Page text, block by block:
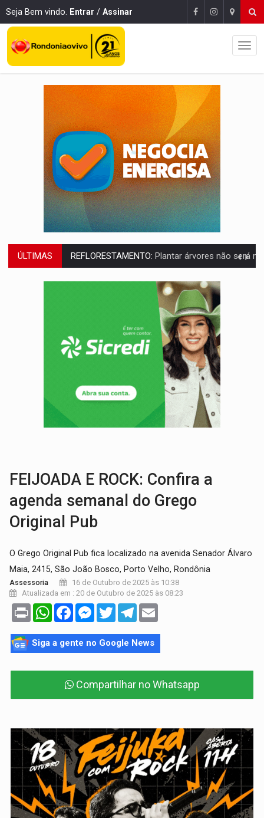
Seja Bem vindo. Entrar / Assinar
ÚLTIMAS OVNIS NA LUA:Cientistas alertam para possível base secreta no satélite
ACABOU COM PEUGEOT:Incêndio destrói carro que era rebocado para oficina
Ladrão é filmado furtando moto na frente do bar
BOLSAS DE PESQUISA: Iniciativa Amazônia+10 lança chamada para fortalecer
MATERIAL:Brasil tem grandes reservas de urânio, mas produz pouco e
Serpente capturada na fábrica da Coca-Cola é
HOMENAGEM:Cientistas cassados pelo AI-5 se tornam pesquisadores
VÍDEO: Líder religioso é preso por abusar de fiéis sob pretexto de
FEIJOADA E ROCK: Confira a
agenda semanal do Grego
Original Pub
O Grego Original Pub fica localizado na avenida Senador Álvaro
Maia, 2415, São João Bosco, Porto Velho, Rondônia
Assessoria
16 de Outubro de 2025 às 10:38
Atualizada em : 20 de Outubro de 2025 às 08:23
Print WhatsAppFacebookMessenger
TwitterTelegram
Siga a gente no Google News
Compartilhar no Whatsapp